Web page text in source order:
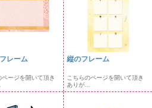
レーム
ページを開いて頂き
縦のフレーム
こちらのページを開いて頂き
ありが...